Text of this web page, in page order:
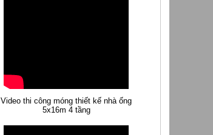
Video thi công móng thiết kế nhà ống
5x16m 4 tầng